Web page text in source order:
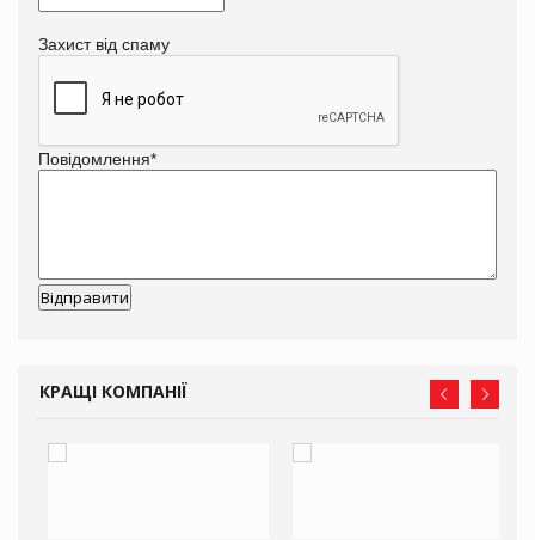
Захист від спаму
Повідомлення*
КРАЩІ КОМПАНІЇ